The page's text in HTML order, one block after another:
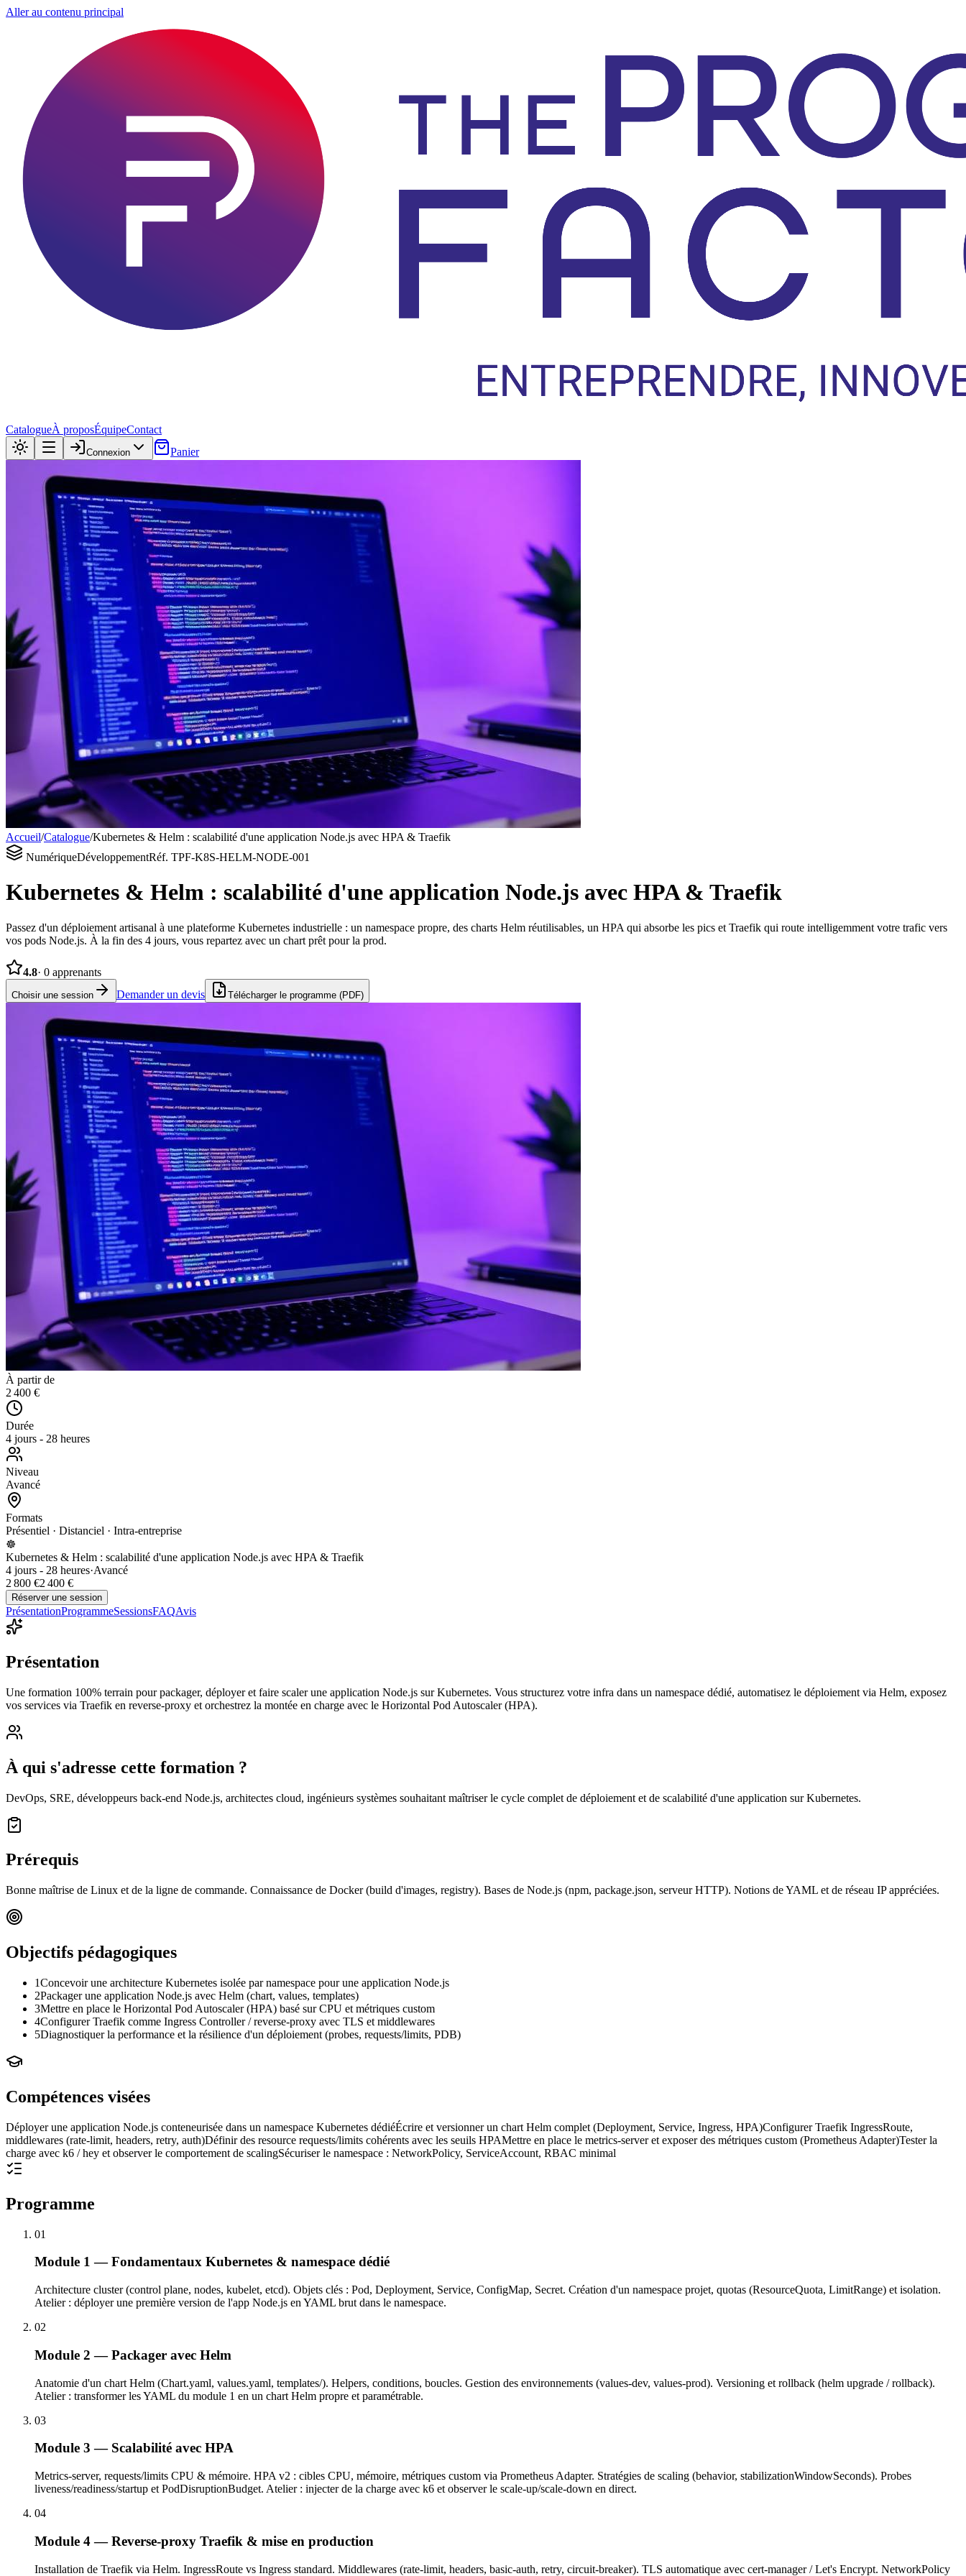
Aller au contenu principal
CatalogueÀ proposÉquipeContact
Connexion Panier
Accueil/Catalogue/Kubernetes & Helm : scalabilité d'une application Node.js avec HPA & Traefik
NumériqueDéveloppementRéf. TPF-K8S-HELM-NODE-001
Kubernetes & Helm : scalabilité d'une application Node.js avec HPA & Traefik
Passez d'un déploiement artisanal à une plateforme Kubernetes industrielle : un namespace propre, des charts Helm réutilisables, un HPA qui absorbe les pics et Traefik qui route intelligemment votre trafic vers
vos pods Node.js. À la fin des 4 jours, vous repartez avec un chart prêt pour la prod.
4.8· 0 apprenants
Choisir une session Demander un devis Télécharger le programme (PDF)
À partir de
2 400 €
Durée
4 jours - 28 heures
Niveau
Avancé
Formats
Présentiel · Distanciel · Intra-entreprise
☸️
Kubernetes & Helm : scalabilité d'une application Node.js avec HPA & Traefik
4 jours - 28 heures·Avancé
2 800 €2 400 €
Réserver une session
PrésentationProgrammeSessionsFAQAvis
Présentation
Une formation 100% terrain pour packager, déployer et faire scaler une application Node.js sur Kubernetes. Vous structurez votre infra dans un namespace dédié, automatisez le déploiement via Helm, exposez
vos services via Traefik en reverse-proxy et orchestrez la montée en charge avec le Horizontal Pod Autoscaler (HPA).
À qui s'adresse cette formation ?
DevOps, SRE, développeurs back-end Node.js, architectes cloud, ingénieurs systèmes souhaitant maîtriser le cycle complet de déploiement et de scalabilité d'une application sur Kubernetes.
Prérequis
Bonne maîtrise de Linux et de la ligne de commande. Connaissance de Docker (build d'images, registry). Bases de Node.js (npm, package.json, serveur HTTP). Notions de YAML et de réseau IP appréciées.
Objectifs pédagogiques
1Concevoir une architecture Kubernetes isolée par namespace pour une application Node.js
2Packager une application Node.js avec Helm (chart, values, templates)
3Mettre en place le Horizontal Pod Autoscaler (HPA) basé sur CPU et métriques custom
4Configurer Traefik comme Ingress Controller / reverse-proxy avec TLS et middlewares
5Diagnostiquer la performance et la résilience d'un déploiement (probes, requests/limits, PDB)
Compétences visées
Déployer une application Node.js conteneurisée dans un namespace Kubernetes dédiéÉcrire et versionner un chart Helm complet (Deployment, Service, Ingress, HPA)Configurer Traefik IngressRoute,
middlewares (rate-limit, headers, retry, auth)Définir des resource requests/limits cohérents avec les seuils HPAMettre en place le metrics-server et exposer des métriques custom (Prometheus Adapter)Tester la
charge avec k6 / hey et observer le comportement de scalingSécuriser le namespace : NetworkPolicy, ServiceAccount, RBAC minimal
Programme
01
Module 1 — Fondamentaux Kubernetes & namespace dédié
Architecture cluster (control plane, nodes, kubelet, etcd). Objets clés : Pod, Deployment, Service, ConfigMap, Secret. Création d'un namespace projet, quotas (ResourceQuota, LimitRange) et isolation.
Atelier : déployer une première version de l'app Node.js en YAML brut dans le namespace.
02
Module 2 — Packager avec Helm
Anatomie d'un chart Helm (Chart.yaml, values.yaml, templates/). Helpers, conditions, boucles. Gestion des environnements (values-dev, values-prod). Versioning et rollback (helm upgrade / rollback).
Atelier : transformer les YAML du module 1 en un chart Helm propre et paramétrable.
03
Module 3 — Scalabilité avec HPA
Metrics-server, requests/limits CPU & mémoire. HPA v2 : cibles CPU, mémoire, métriques custom via Prometheus Adapter. Stratégies de scaling (behavior, stabilizationWindowSeconds). Probes
liveness/readiness/startup et PodDisruptionBudget. Atelier : injecter de la charge avec k6 et observer le scale-up/scale-down en direct.
04
Module 4 — Reverse-proxy Traefik & mise en production
Installation de Traefik via Helm. IngressRoute vs Ingress standard. Middlewares (rate-limit, headers, basic-auth, retry, circuit-breaker). TLS automatique avec cert-manager / Let's Encrypt. NetworkPolicy